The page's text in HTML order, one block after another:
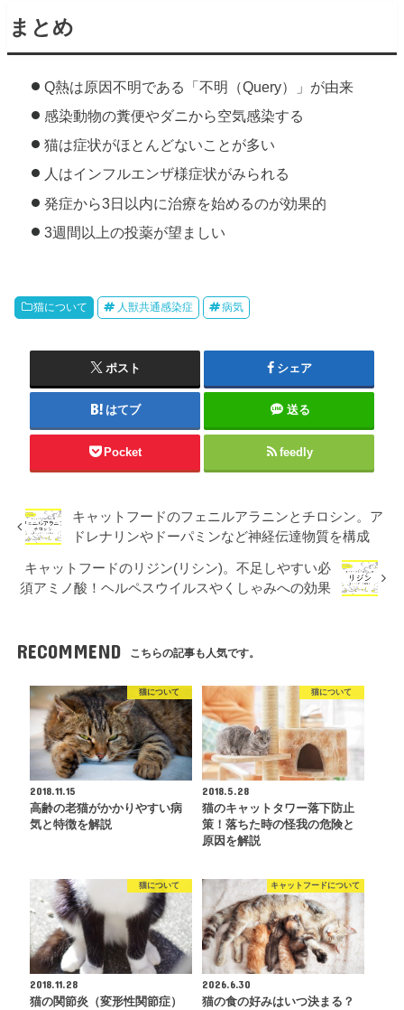
まとめ
Q熱は原因不明である「不明（Query）」が由来
感染動物の糞便やダニから空気感染する
猫は症状がほとんどないことが多い
人はインフルエンザ様症状がみられる
発症から3日以内に治療を始めるのが効果的
3週間以上の投薬が望ましい
猫について 人獣共通感染症 病気
ポスト シェア
はてブ 送る
Pocket feedly
キャットフードのフェニルアラニンとチロシン。ア
ドレナリンやドーパミンなど神経伝達物質を構成
キャットフードのリジン(リシン)。不足しやすい必
須アミノ酸！ヘルペスウイルスやくしゃみへの効果
RECOMMEND こちらの記事も人気です。
猫について
2018.11.15
高齢の老猫がかかりやすい病
気と特徴を解説
猫について
2018.5.28
猫のキャットタワー落下防止
策！落ちた時の怪我の危険と
原因を解説
猫について
2018.11.28
猫の関節炎（変形性関節症）
キャットフードについて
2026.6.30
猫の食の好みはいつ決まる？